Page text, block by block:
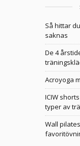
Så hittar
saknas
De 4
Acroyoga
ICIW
typer av
Wall